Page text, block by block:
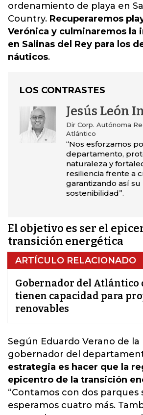
ordenamiento de playa en
Country. Recuperaremos
Verónica y culminaremos la
en Salinas del Rey para los
náuticos.
LOS CONTRASTES
Jesús León
Dir Corp. Autónoma
Atlántico
“Nos esforzamos
departamento,
naturaleza y
resiliencia frente a
garantizando así su
sostenibilidad”.
El objetivo es ser el
transición energética
ARTÍCULO RELACIONADO
Gobernador del Atlántico
tienen capacidad para
renovables
Según Eduardo Verano de la
gobernador del
estrategia es hacer que la
epicentro de la transición
“Contamos con dos parques
esperamos cuatro más.